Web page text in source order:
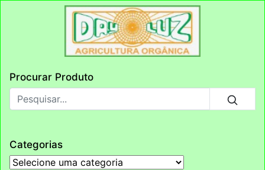
Procurar Produto
Categorias